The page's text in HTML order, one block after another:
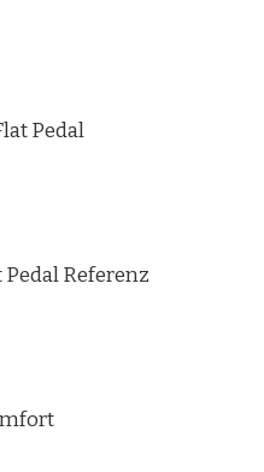
Pedal
Pedal Referenz